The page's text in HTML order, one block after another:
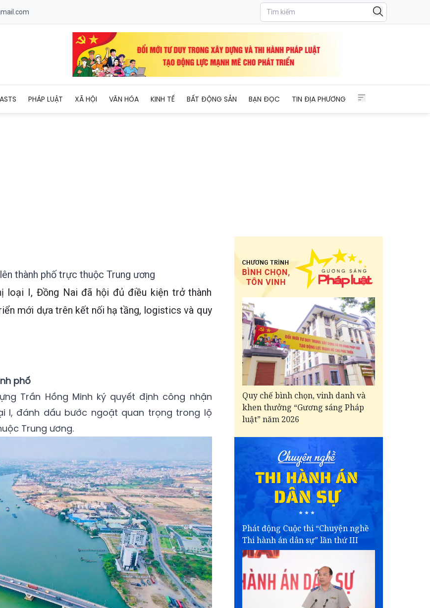
PHÁP LUẬT XÃ HỘI VĂN HÓA KINH TẾ BẤT ĐỘNG SẢN BẠN ĐỌC TIN ĐỊA PHƯƠNG
thành phố trực thuộc Trung ương
loại I, Đồng Nai đã hội đủ điều kiện trở thành
mới dựa trên kết nối hạ tầng, logistics và quy
phố
Trần Hồng Minh ký quyết định công nhận
I, đánh dấu bước ngoặt quan trọng trong lộ
Trung ương.
Quy chế bình chọn, vinh danh và
khen thưởng “Gương sáng Pháp
luật” năm 2026
Phát động Cuộc thi “Chuyện nghề
Thi hành án dân sự” lần thứ III